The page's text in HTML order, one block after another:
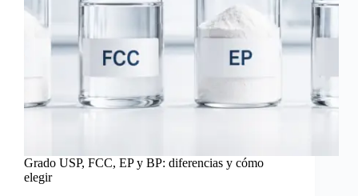
Grado USP, FCC, EP y BP: diferencias y cómo
elegir